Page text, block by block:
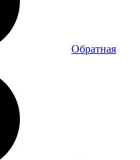
Обратная